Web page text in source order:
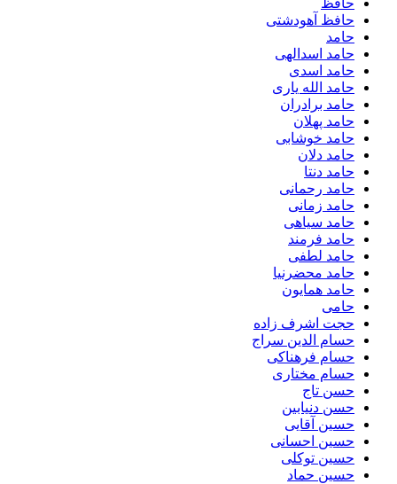
حافظ
حافظ آهودشتی
حامد
حامد اسدالهی
حامد اسدی
حامد الله یاری
حامد برادران
حامد پهلان
حامد خوشابی
حامد دلان
حامد دنتا
حامد رحمانی
حامد زمانی
حامد سیاهی
حامد فرمند
حامد لطفی
حامد محضرنیا
حامد همایون
حامی
حجت اشرف زاده
حسام الدین سراج
حسام فرهناکی
حسام مختاری
حسن تاج
حسن دنیابین
حسین آقایی
حسین احسانی
حسین توکلی
حسین حماد